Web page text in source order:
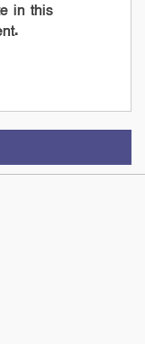
in this